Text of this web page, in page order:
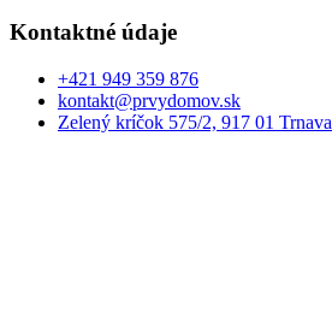
Kontaktné údaje
+421 949 359 876
kontakt@prvydomov.sk
Zelený kríčok 575/2, 917 01 Trnava